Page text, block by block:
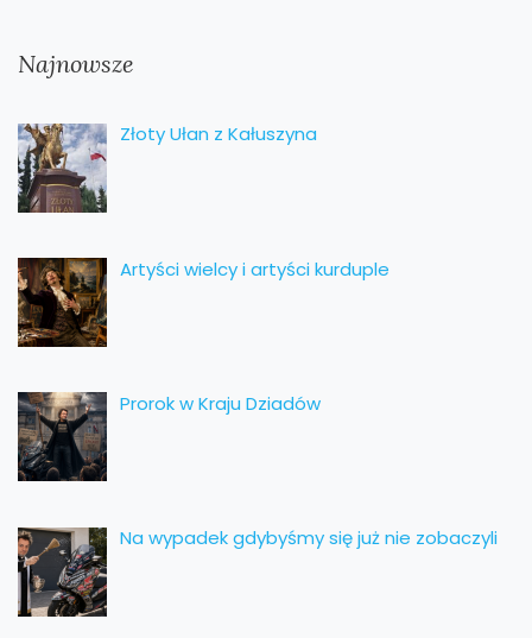
Najnowsze
Złoty Ułan z Kałuszyna
Artyści wielcy i artyści kurduple
Prorok w Kraju Dziadów
Na wypadek gdybyśmy się już nie zobaczyli